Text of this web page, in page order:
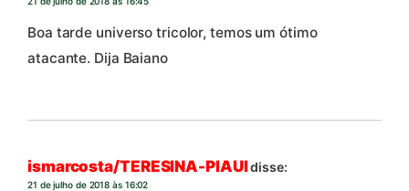
Boa tarde universo tricolor, temos um ótimo
atacante. Dija Baiano
ismarcosta/TERESINA-PIAUIdisse:
21 de julho de 2018 às 16:02